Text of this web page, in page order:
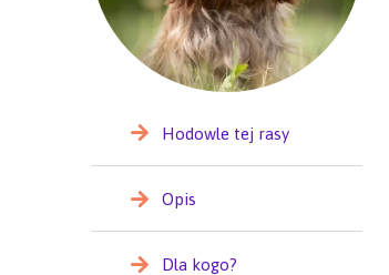
Hodowle tej rasy
Opis
Dla kogo?